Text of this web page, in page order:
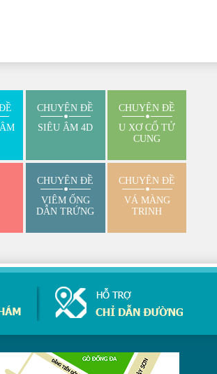
CHUYÊN ĐỀ
SIÊU ÂM 4D
CHUYÊN ĐỀ
U XƠ CỔ TỬ
CUNG
CHUYÊN ĐỀ
VIÊM ỐNG
DẪN TRỨNG
CHUYÊN ĐỀ
VÁ MÀNG
TRINH